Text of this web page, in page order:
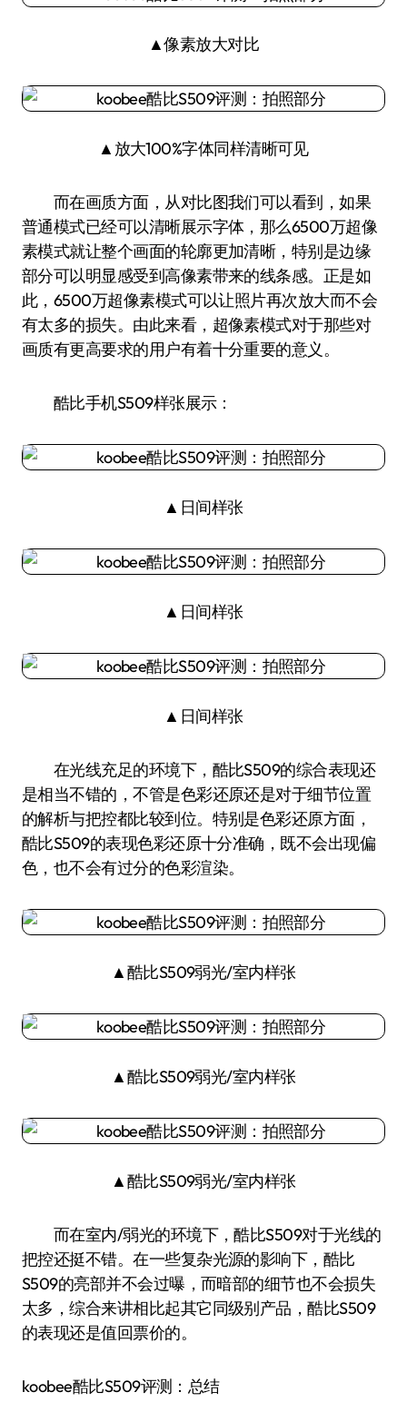
▲像素放大对比
▲放大100%字体同样清晰可见
而在画质方面，从对比图我们可以看到，如果
普通模式已经可以清晰展示字体，那么6500万超像
素模式就让整个画面的轮廓更加清晰，特别是边缘
部分可以明显感受到高像素带来的线条感。正是如
此，6500万超像素模式可以让照片再次放大而不会
有太多的损失。由此来看，超像素模式对于那些对
画质有更高要求的用户有着十分重要的意义。
酷比手机S509样张展示：
▲日间样张
▲日间样张
▲日间样张
在光线充足的环境下，酷比S509的综合表现还
是相当不错的，不管是色彩还原还是对于细节位置
的解析与把控都比较到位。特别是色彩还原方面，
酷比S509的表现色彩还原十分准确，既不会出现偏
色，也不会有过分的色彩渲染。
▲酷比S509弱光/室内样张
▲酷比S509弱光/室内样张
▲酷比S509弱光/室内样张
而在室内/弱光的环境下，酷比S509对于光线的
把控还挺不错。在一些复杂光源的影响下，酷比
S509的亮部并不会过曝，而暗部的细节也不会损失
太多，综合来讲相比起其它同级别产品，酷比S509
的表现还是值回票价的。
koobee酷比S509评测：总结